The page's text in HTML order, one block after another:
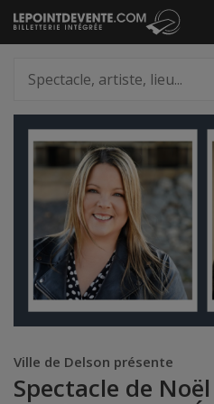
Passer
au
artiste,
lieu...
Ville de Delson présente
Spectacle de